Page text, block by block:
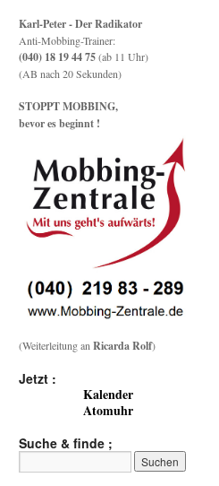
Karl-Peter - Der Radikator
Anti-Mobbing-Trainer:
(040) 18 19 44 75(ab 11 Uhr)
(AB nach 20 Sekunden)
STOPPT MOBBING,
bevor es beginnt !
(Weiterleitung an Ricarda Rolf)
Jetzt :
Kalender
Atomuhr
Suche & finde ;